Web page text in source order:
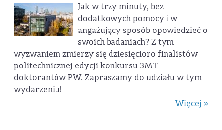
Jak w trzy minuty, bez
dodatkowych pomocy i w
angażujący sposób opowiedzieć o
swoich badaniach? Z tym
wyzwaniem zmierzy się dziesięcioro finalistów
politechnicznej edycji konkursu 3MT –
doktorantów PW. Zapraszamy do udziału w tym
wydarzeniu!
Więcej »